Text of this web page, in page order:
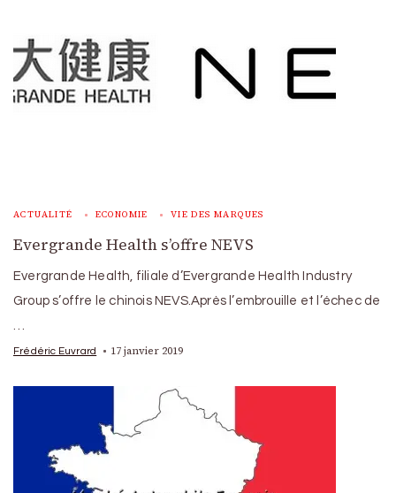
ACTUALITÉ ECONOMIE VIE DES MARQUES
Evergrande Health s’offre NEVS
Evergrande Health, filiale d’Evergrande Health Industry
Group s’offre le chinois NEVS.Après l’embrouille et l’échec de
Frédéric Euvrard 17 janvier 2019